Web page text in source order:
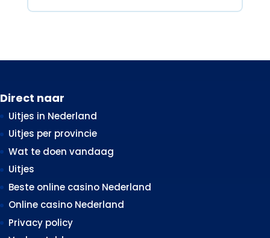
Direct naar
Uitjes in Nederland
Uitjes per provincie
Wat te doen vandaag
Uitjes
Beste online casino Nederland
Online casino Nederland
Privacy policy